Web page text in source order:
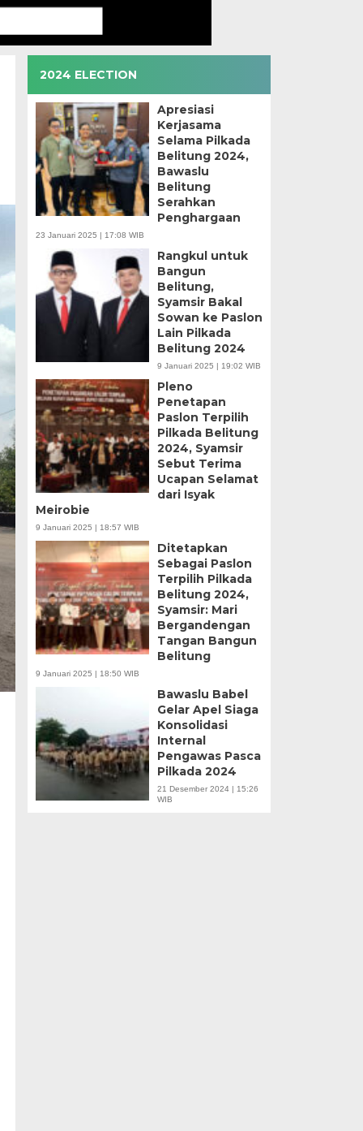
2024 ELECTION
Apresiasi
Kerjasama
Selama Pilkada
Belitung 2024,
Bawaslu
Belitung
Serahkan
Penghargaan
23 Januari 2025 | 17:08 WIB
Rangkul untuk
Bangun
Belitung,
Syamsir Bakal
Sowan ke Paslon
Lain Pilkada
Belitung 2024
9 Januari 2025 | 19:02 WIB
Pleno
Penetapan
Paslon Terpilih
Pilkada Belitung
2024, Syamsir
Sebut Terima
Ucapan Selamat
dari Isyak
Meirobie
9 Januari 2025 | 18:57 WIB
Ditetapkan
Sebagai Paslon
Terpilih Pilkada
Belitung 2024,
Syamsir: Mari
Bergandengan
Tangan Bangun
Belitung
9 Januari 2025 | 18:50 WIB
Bawaslu Babel
Gelar Apel Siaga
Konsolidasi
Internal
Pengawas Pasca
Pilkada 2024
21 Desember 2024 | 15:26
WIB